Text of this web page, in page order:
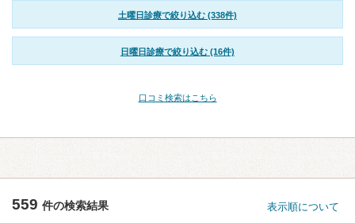
土曜日診療で絞り込む (338件)
日曜日診療で絞り込む (16件)
口コミ検索はこちら
559 件の検索結果 表示順について